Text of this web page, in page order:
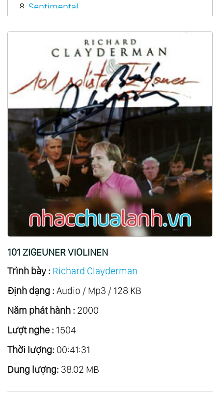
8. Sentimental
A Come Amore
A Dream Of Love
Couleur Tendresse
13.Le Premiere Cragnin D’Elsa
Fragile Heart
15.From Paris With Love
16.
Sonata Magic
17.The Classic Touch
18.Christmas
Romantic
Eleana
21.Songs Of Love
22. A Little Night Music
24.Thailand Mon Amour
25.Zodiacal Symphony
26.Anemos
27.Concerto
29. The Fantastic Movie Story Of Ennio
Morricone
30.Il Y A Toujours De Soleil ...au Dessus Des
101 ZIGEUNER VIOLINEN
Trình bày : Richard Clayderman
Định dạng : Audio / Mp3 / 128 KB
Năm phát hành : 2000
Lượt nghe : 1504
Thời lượng: 00:41:31
Dung lượng: 38.02 MB